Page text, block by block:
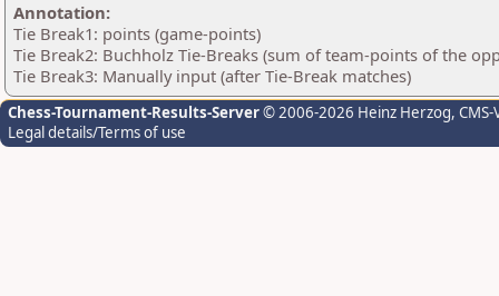
Annotation:
Tie Break1: points (game-points)
Tie Break2: Buchholz Tie-Breaks (sum of team-points of the
Tie Break3: Manually input (after Tie-Break matches)
Chess-Tournament-Results-Server© 2006-2026 Heinz Herzog,
Legal details/Terms of use